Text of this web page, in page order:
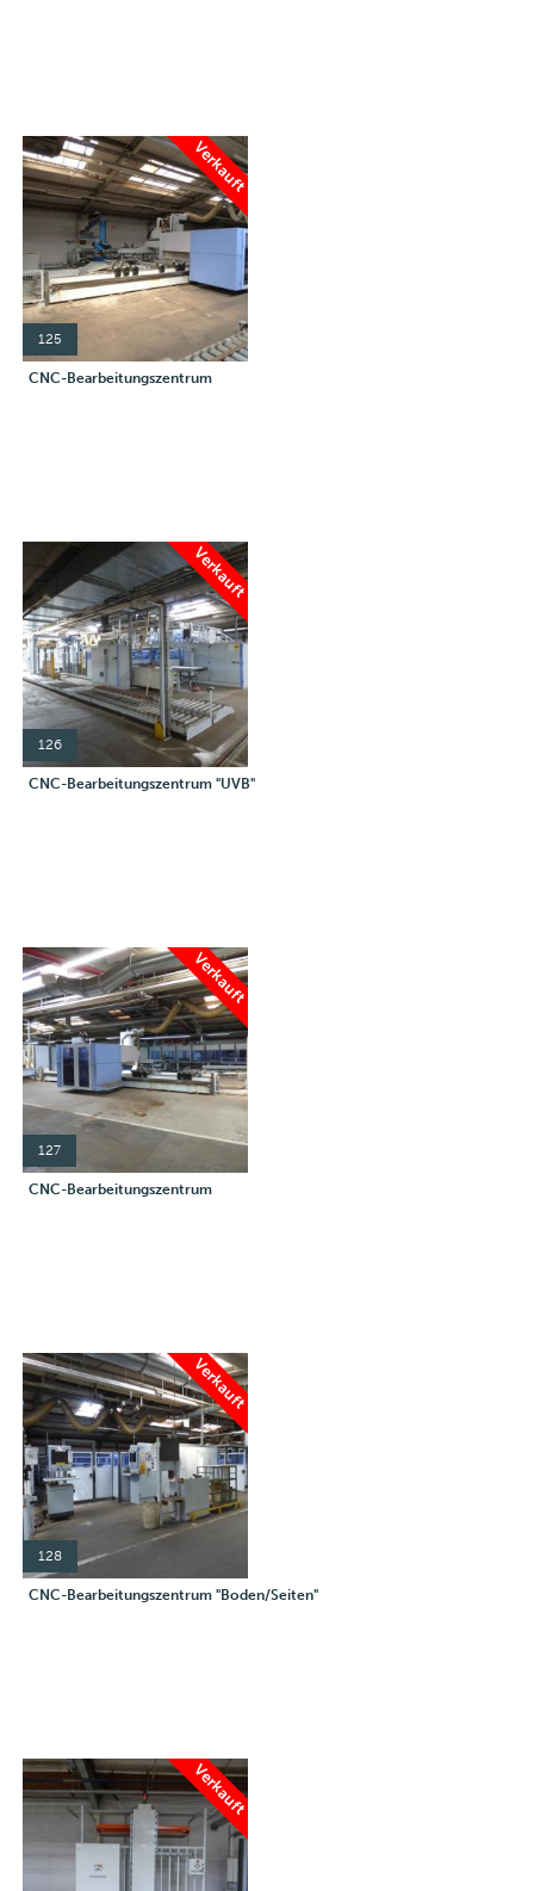
Verkauft
125
CNC-Bearbeitungszentrum
Verkauft
126
CNC-Bearbeitungszentrum "UVB"
Verkauft
127
CNC-Bearbeitungszentrum
Verkauft
128
CNC-Bearbeitungszentrum "Boden/Seiten"
Verkauft